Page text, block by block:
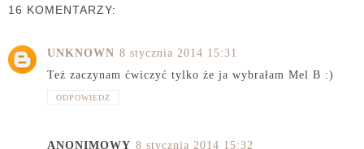
16 KOMENTARZY:
UNKNOWN 8 stycznia 2014 15:31
Też zaczynam ćwiczyć tylko że ja wybrałam Mel B :)
ODPOWIEDZ
ANONIMOWY 8 stycznia 2014 15:32